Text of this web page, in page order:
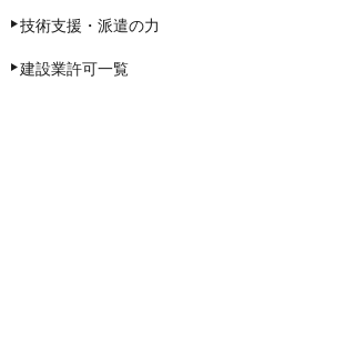
技術支援・派遣の力
建設業許可一覧